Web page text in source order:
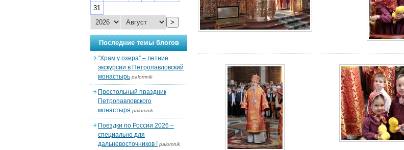
31
>
Последние темы блогов
“Храм у озера” – летние
экскурсии в Петропавловский
монастырь palomnik
Престольный праздник
Петропавловского
монастыря palomnik
Поездки по России 2026 –
специально для
дальневосточников ! palomnik